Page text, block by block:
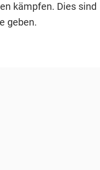
kämpfen. Dies sind
geben.